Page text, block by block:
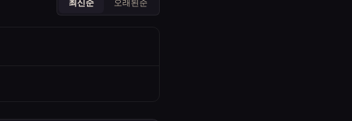
최신순 오래된순